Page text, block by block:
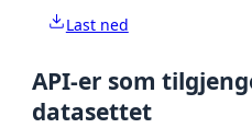
Last ned
API-er som
datasettet